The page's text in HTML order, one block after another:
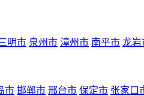
明市 泉州市 漳州市 南平市 龙岩
市 邯郸市 邢台市 保定市 张家口